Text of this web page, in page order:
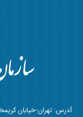
آدرس: تهران-خیابان